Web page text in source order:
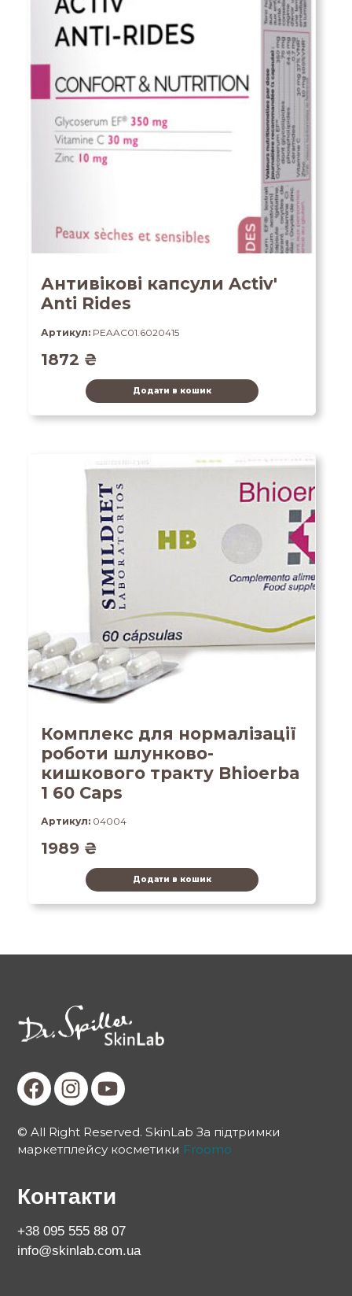
Антивікові капсули Activ'
Anti Rides
Артикул: PEAAC01.6020415
1872 ₴
Додати в кошик
Комплекс для нормалізації
роботи шлунково-
кишкового тракту Bhioerba
1 60 Caps
Артикул: 04004
1989 ₴
Додати в кошик
© All Right Reserved. SkinLab За підтримки
маркетплейсу косметики Froomo
Контакти
+38 095 555 88 07
info@skinlab.com.ua